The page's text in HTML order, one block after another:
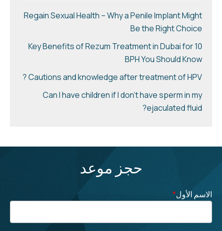
Regain Sexual Health – Why a Penile Implant Might
Be the Right Choice
10 Key Benefits of Rezum Treatment in Dubai for
BPH You Should Know
Cautions and knowledge after treatment of HPV ?
Can I have children if I don’t have sperm in my
ejaculated fluid?
حجز موعد
الاسم الأول*